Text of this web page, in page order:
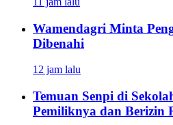
Wamendagri Minta
Dibenahi
12 jam lalu
Temuan Senpi di
Pemiliknya dan Berizin